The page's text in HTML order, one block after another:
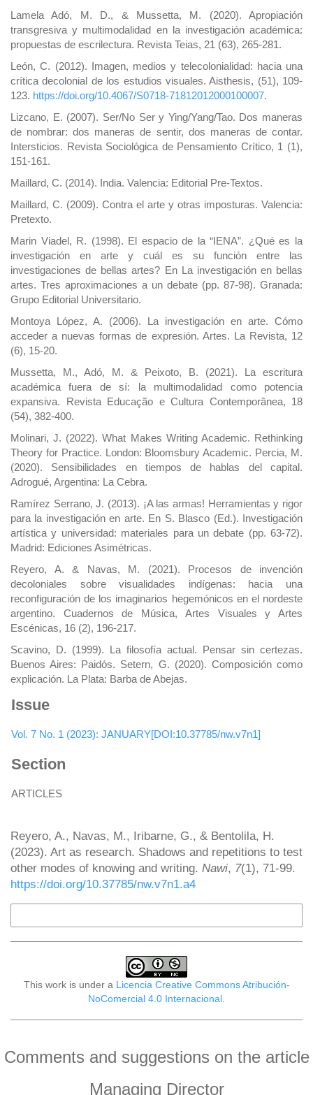
Lamela Adó, M. D., & Mussetta, M. (2020). Apropiación
transgresiva y multimodalidad en la investigación académica:
propuestas de escrilectura. Revista Teias, 21 (63), 265-281.
León, C. (2012). Imagen, medios y telecolonialidad: hacia una
crítica decolonial de los estudios visuales. Aisthesis, (51), 109-
123. https://doi.org/10.4067/S0718-71812012000100007.
Lizcano, E. (2007). Ser/No Ser y Ying/Yang/Tao. Dos maneras
de nombrar: dos maneras de sentir, dos maneras de contar.
Intersticios. Revista Sociológica de Pensamiento Crítico, 1 (1),
151-161.
Maillard, C. (2014). India. Valencia: Editorial Pre-Textos.
Maillard, C. (2009). Contra el arte y otras imposturas. Valencia:
Pretexto.
Marin Viadel, R. (1998). El espacio de la “IENA”. ¿Qué es la
investigación en arte y cuál es su función entre las
investigaciones de bellas artes? En La investigación en bellas
artes. Tres aproximaciones a un debate (pp. 87-98). Granada:
Grupo Editorial Universitario.
Montoya López, A. (2006). La investigación en arte. Cómo
acceder a nuevas formas de expresión. Artes. La Revista, 12
(6), 15-20.
Mussetta, M., Adó, M. & Peixoto, B. (2021). La escritura
académica fuera de sí: la multimodalidad como potencia
expansiva. Revista Educação e Cultura Contemporânea, 18
(54), 382-400.
Molinari, J. (2022). What Makes Writing Academic. Rethinking
Theory for Practice. London: Bloomsbury Academic. Percia, M.
(2020). Sensibilidades en tiempos de hablas del capital.
Adrogué, Argentina: La Cebra.
Ramírez Serrano, J. (2013). ¡A las armas! Herramientas y rigor
para la investigación en arte. En S. Blasco (Ed.). Investigación
artística y universidad: materiales para un debate (pp. 63-72).
Madrid: Ediciones Asimétricas.
Reyero, A. & Navas, M. (2021). Procesos de invención
decoloniales sobre visualidades indígenas: hacia una
reconfiguración de los imaginarios hegemónicos en el nordeste
argentino. Cuadernos de Música, Artes Visuales y Artes
Escénicas, 16 (2), 196-217.
Scavino, D. (1999). La filosofía actual. Pensar sin certezas.
Buenos Aires: Paidós. Setern, G. (2020). Composición como
explicación. La Plata: Barba de Abejas.
Issue
Vol. 7 No. 1 (2023): JANUARY[DOI:10.37785/nw.v7n1]
Section
ARTICLES
Reyero, A., Navas, M., Iribarne, G., & Bentolila, H.
(2023). Art as research. Shadows and repetitions to test
other modes of knowing and writing. Nawi, 7(1), 71-99.
https://doi.org/10.37785/nw.v7n1.a4
This work is under a Licencia Creative Commons Atribución-
NoComercial 4.0 Internacional
Comments and suggestions on the article
Managing Director